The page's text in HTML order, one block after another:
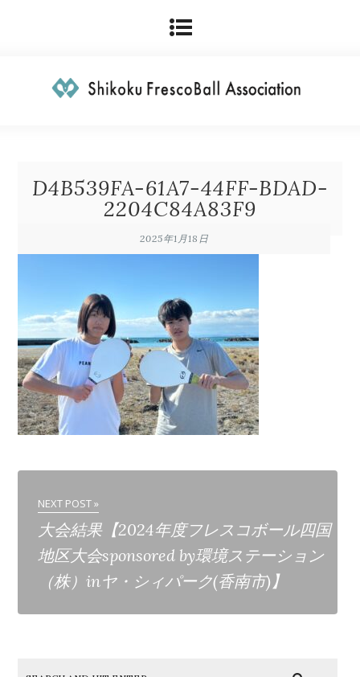
D4B539FA-61A7-44FF-BDAD-
2204C84A83F9
2025年1月18日
NEXT POST »
大会結果【2024年度フレスコボール四国
地区大会sponsored by環境ステーション
（株）inヤ・シィパーク(香南市)】